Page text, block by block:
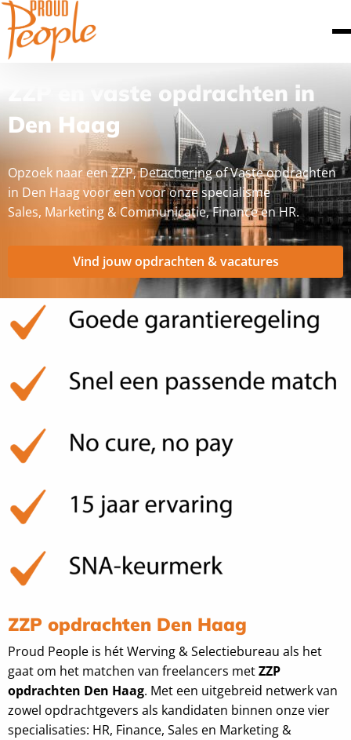
ZZP en vaste opdrachten in
Den Haag
Opzoek naar een ZZP, Detachering of Vaste opdrachten
in Den Haag voor een voor onze specialisme
Sales, Marketing & Communicatie, Finance en HR.
Vind jouw opdrachten & vacatures
ZZP opdrachten Den Haag
Proud People is hét Werving & Selectiebureau als het
gaat om het matchen van freelancers metZZP
opdrachten Den Haag. Met een uitgebreid netwerk van
zowel opdrachtgevers als kandidaten binnen onze vier
specialisaties: HR, Finance, Sales en Marketing &